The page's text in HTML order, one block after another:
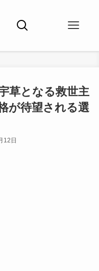
草となる救世主
が待望される選
12日